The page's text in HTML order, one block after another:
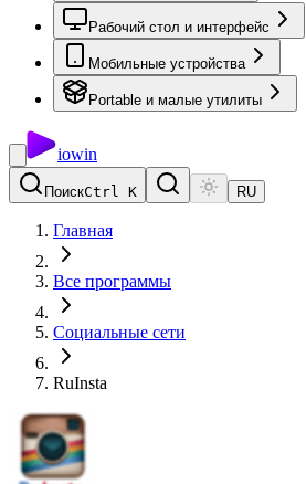
Рабочий стол и интерфейс
Мобильные устройства
Portable и малые утилиты
iowin
ПоискCtrl K RU
Главная
Все программы
Социальные сети
RuInsta